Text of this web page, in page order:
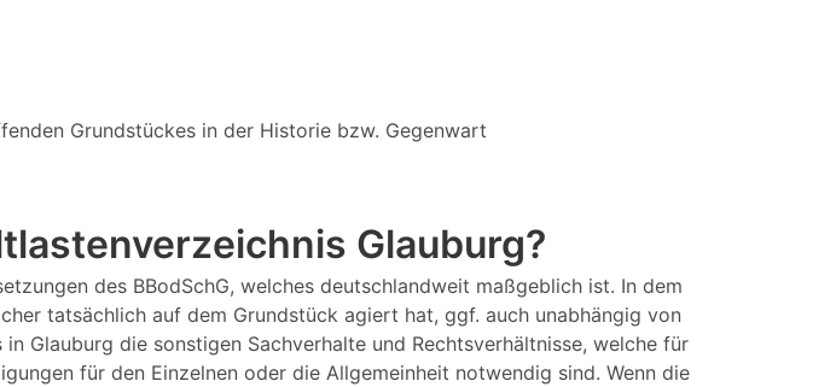
Grundstückes in der Historie bzw. Gegenwart
Glauburg?
des BBodSchG, welches deutschlandweit maßgeblich ist. In dem
tatsächlich auf dem Grundstück agiert hat, ggf. auch unabhängig von
Glauburg die sonstigen Sachverhalte und Rechtsverhältnisse, welche für
für den Einzelnen oder die Allgemeinheit notwendig sind. Wenn die